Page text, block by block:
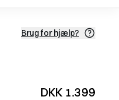
Brug for hjælp?
DKK 1.399